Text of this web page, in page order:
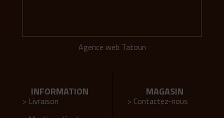
Agence web Tatoun
INFORMATION
> Livraison
MAGASIN
> Contactez-nous